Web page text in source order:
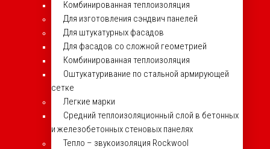
Комбинированная теплоизоляция
Для изготовления сэндвич панелей
Для штукатурных фасадов
Для фасадов со сложной геометрией
Комбинированная теплоизоляция
Оштукатуривание по стальной армирующей
сетке
Легкие марки
Средний теплоизоляционный слой в бетонных
и железобетонных стеновых панелях
Тепло – звукоизоляция Rockwool